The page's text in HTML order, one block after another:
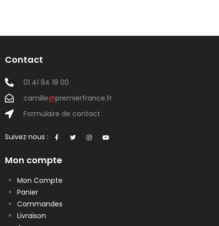
Contact
01 41 94 18 00
camille@premierfrance.fr
Formulaire de contact
Suivez nous :
Mon compte
Mon Compte
Panier
Commandes
Livraison